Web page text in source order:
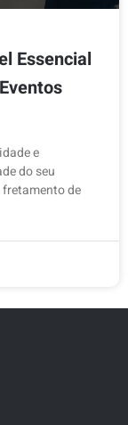
Essencial
e
do seu
de